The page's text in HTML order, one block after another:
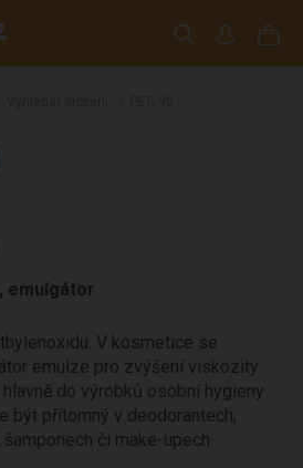
emulgátor
V kosmetice se
emulze pro zvýšení viskozity
do výrobků osobní hygieny
být přítomný v deodorantech,
či make-upech.